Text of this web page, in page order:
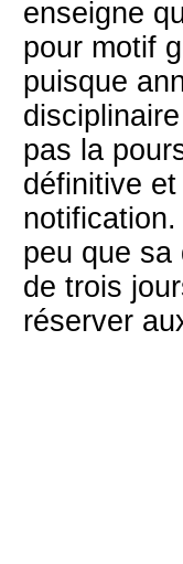
enseigne
pour motif
puisque
pas la
définitive
peu que sa
de trois
réserver